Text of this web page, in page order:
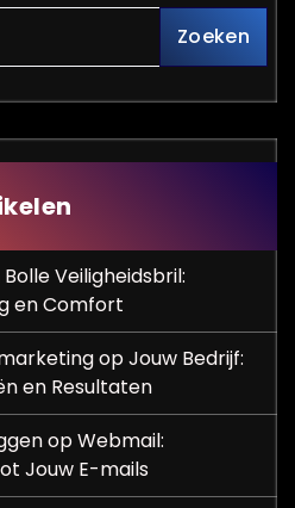
Zoeken
Veiligheidsbril:
en Comfort
op Jouw Bedrijf:
en Resultaten
op Webmail:
Jouw E-mails